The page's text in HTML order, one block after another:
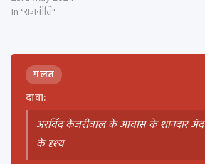
In "राजनीति"
ग़लत
दावा:
अरविंद केजरीवाल के आवास के शानदार
के दृश्य